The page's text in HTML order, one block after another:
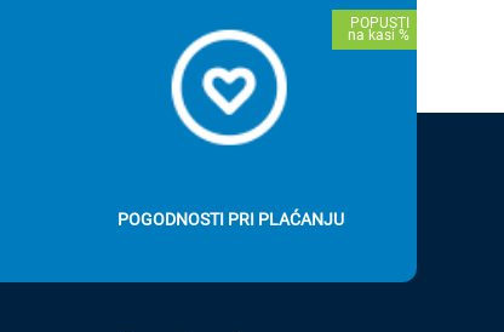
POGODNOSTI PRI PLAĆANJU